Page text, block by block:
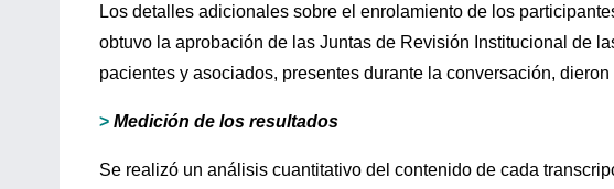
Los detalles adicionales sobre el enrolamiento de los
obtuvo la aprobación de las Juntas de Revisión Institucional de
pacientes y asociados, presentes durante la conversación,
> Medición de los resultados
Se realizó un análisis cuantitativo del contenido de cada